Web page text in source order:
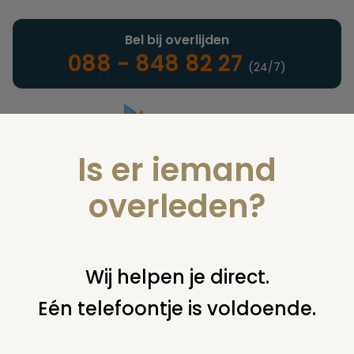
Landelijke uitvaartonderneming
Bel bij overlijden
088 - 848 82 27 (24/7)
U bent hier: home nieuws & agenda nieuws werkgevers en
werknemers crematoria bereiken onderhandelingsresultaat
Is er iemand
overleden?
Wij helpen je direct.
Eén telefoontje is voldoende.